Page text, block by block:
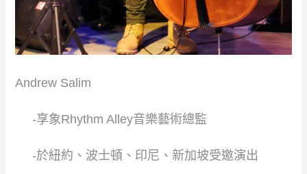
​Andrew Salim ​
​ ​ ​ ​ -享象Rhythm Alley音樂藝術總監​
​ ​ ​ ​ -於紐約、波士頓、印尼、新加坡受邀演出